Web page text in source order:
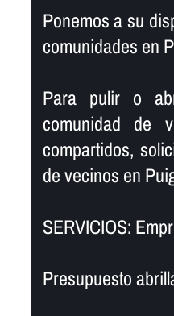
Ponemos a su
comunidades en
Para pulir o
comunidad de
compartidos,
de vecinos en
SERVICIOS:
Presupuesto